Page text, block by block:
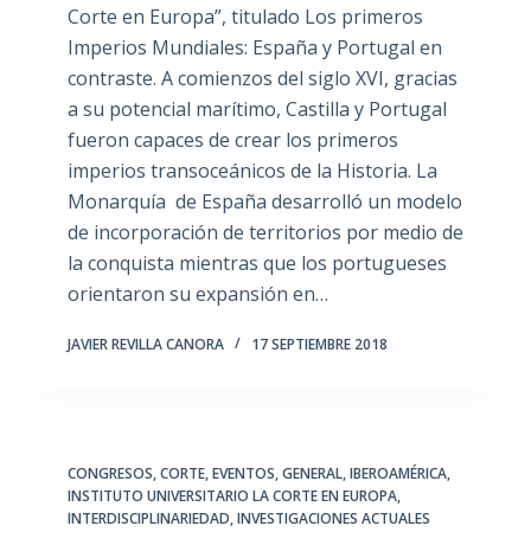
Corte en Europa”, titulado Los primeros
Imperios Mundiales: España y Portugal en
contraste. A comienzos del siglo XVI, gracias
a su potencial marítimo, Castilla y Portugal
fueron capaces de crear los primeros
imperios transoceánicos de la Historia. La
Monarquía de España desarrolló un modelo
de incorporación de territorios por medio de
la conquista mientras que los portugueses
orientaron su expansión en…
JAVIER REVILLA CANORA 17 SEPTIEMBRE 2018
CONGRESOS,CORTE,EVENTOS,GENERAL,IBEROAMÉRICA,
INSTITUTO UNIVERSITARIO LA CORTE EN EUROPA,
INTERDISCIPLINARIEDAD,INVESTIGACIONES ACTUALES